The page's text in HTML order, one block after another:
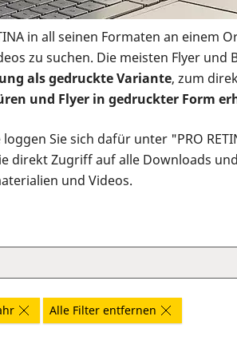
in all seinen Formaten an einem
zu suchen. Die meisten Flyer und
als gedruckte Variante, zum
und Flyer in gedruckter Form
loggen Sie sich dafür unter "PRO
direkt Zugriff auf alle Downloads
und Videos.
Alle Filter entfernen